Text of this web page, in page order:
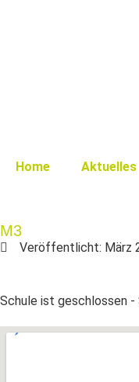
Home Aktuelles
M3
Veröffentlicht: März
Schule ist geschlossen